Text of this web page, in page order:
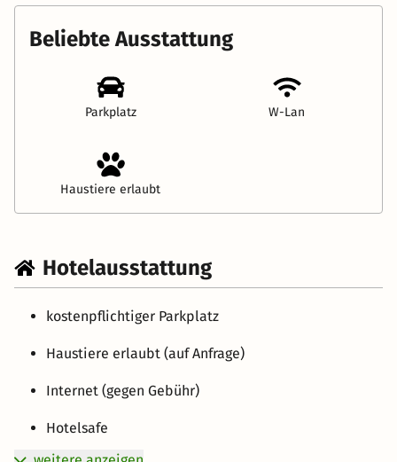
Beliebte Ausstattung
Parkplatz W-Lan
Haustiere erlaubt
Hotelausstattung
kostenpflichtiger Parkplatz
Haustiere erlaubt (auf Anfrage)
Internet (gegen Gebühr)
Hotelsafe